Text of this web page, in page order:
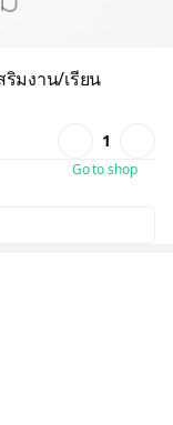
ริมงาน/เรียน
1
Go to shop